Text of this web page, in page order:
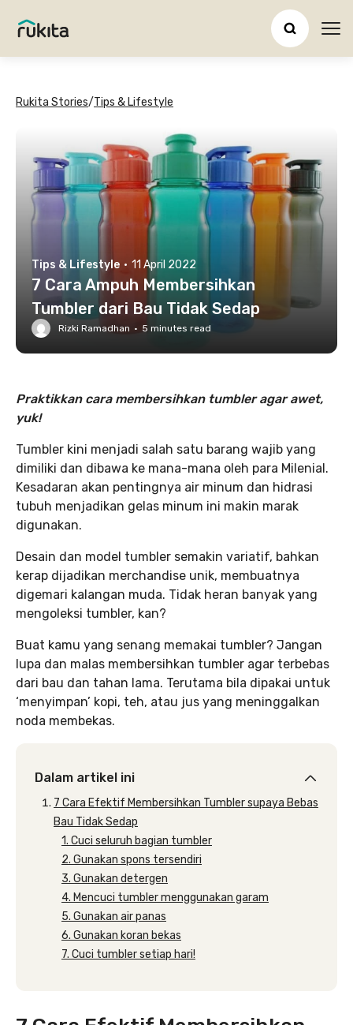
Rukita Stories/Tips & Lifestyle
Tips & Lifestyle · 11 April 2022
7 Cara Ampuh Membersihkan
Tumbler dari Bau Tidak Sedap
Rizki Ramadhan · 5 minutes read
Praktikkan cara membersihkan tumbler agar awet,
yuk!
Tumbler kini menjadi salah satu barang wajib yang
dimiliki dan dibawa ke mana-mana oleh para Milenial.
Kesadaran akan pentingnya air minum dan hidrasi
tubuh menjadikan gelas minum ini makin marak
digunakan.
Desain dan model tumbler semakin variatif, bahkan
kerap dijadikan merchandise unik, membuatnya
digemari kalangan muda. Tidak heran banyak yang
mengoleksi tumbler, kan?
Buat kamu yang senang memakai tumbler? Jangan
lupa dan malas membersihkan tumbler agar terbebas
dari bau dan tahan lama. Terutama bila dipakai untuk
‘menyimpan’ kopi, teh, atau jus yang meninggalkan
noda membekas.
Dalam artikel ini
7 Cara Efektif Membersihkan Tumbler supaya Bebas
Bau Tidak Sedap
1. Cuci seluruh bagian tumbler
2. Gunakan spons tersendiri
3. Gunakan detergen
4. Mencuci tumbler menggunakan garam
5. Gunakan air panas
6. Gunakan koran bekas
7. Cuci tumbler setiap hari!